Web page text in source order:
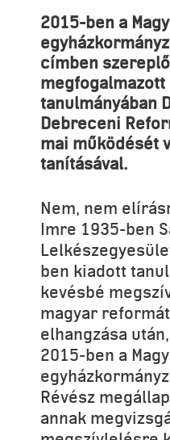
2015-ben a
címben
tanulmányában
Debreceni
mai működését
tanításával.
Nem, nem
Imre 1935-ben
ben kiadott
kevésbé
magyar
elhangzása
2015-ben a
Révész
annak